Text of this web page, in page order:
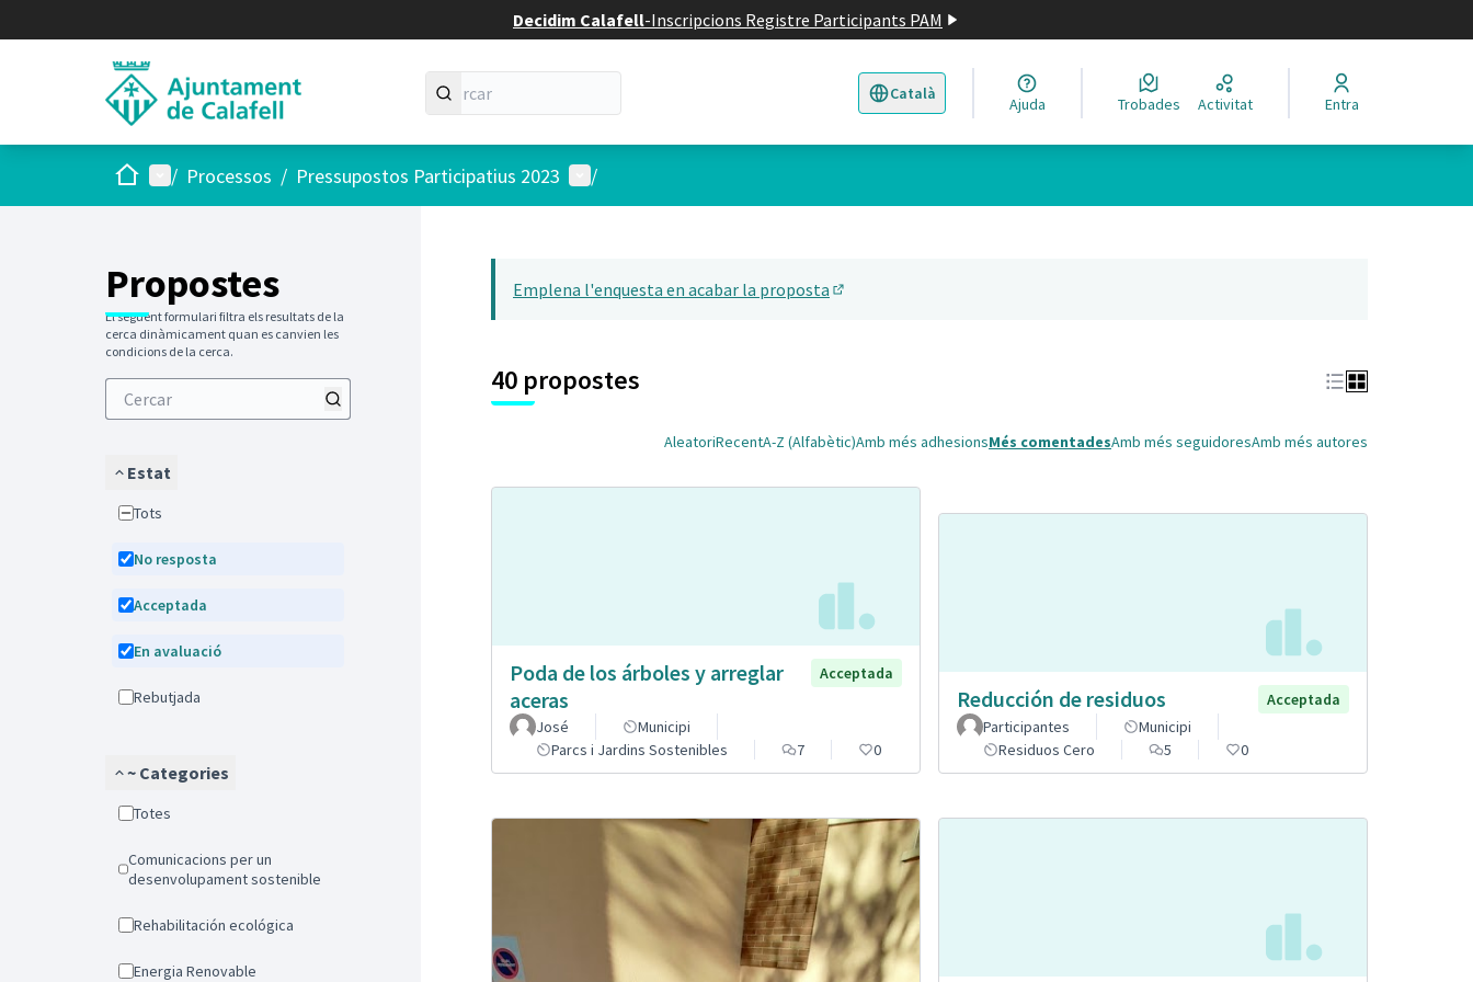
Decidim Calafell-Inscripcions Registre Participants PAM
Català
Triar la llengua Elegir el idioma
Ajuda Trobades Activitat Entra
Inici Menú principal
/ Processos / Pressupostos Participatius 2023 Menú d'usuari
/
Propostes
El següent formulari filtra els resultats de la
cerca dinàmicament quan es canvien les
condicions de la cerca.
Estat
Tots
No resposta
Acceptada
En avaluació
Rebutjada
~ Categories
Totes
Comunicacions per un
desenvolupament sostenible
Rehabilitación ecológica
Energia Renovable
Emplena l'enquesta en acabar la proposta
40 propostes
AleatoriRecentA-Z (Alfabètic)Amb més adhesionsMés comentadesAmb més seguidoresAmb més autores
Poda de los árboles y arreglar
aceras
Acceptada
José
Municipi
Parcs i Jardins Sostenibles
7 0
Reducción de residuos
Acceptada
Participantes
Municipi
Residuos Cero
5 0